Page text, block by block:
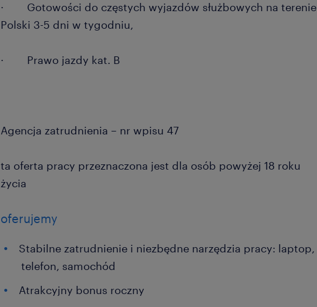
· Gotowości do częstych wyjazdów służbowych na terenie
Polski 3-5 dni w tygodniu,
· Prawo jazdy kat. B
Agencja zatrudnienia – nr wpisu 47
ta oferta pracy przeznaczona jest dla osób powyżej 18 roku
życia
oferujemy
Stabilne zatrudnienie i niezbędne narzędzia pracy: laptop,
telefon, samochód
Atrakcyjny bonus roczny